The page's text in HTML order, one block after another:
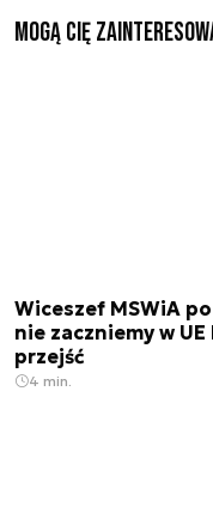
Mogą Cię
Wiceszef MSWiA
nie zaczniemy w
przejść
4 min.